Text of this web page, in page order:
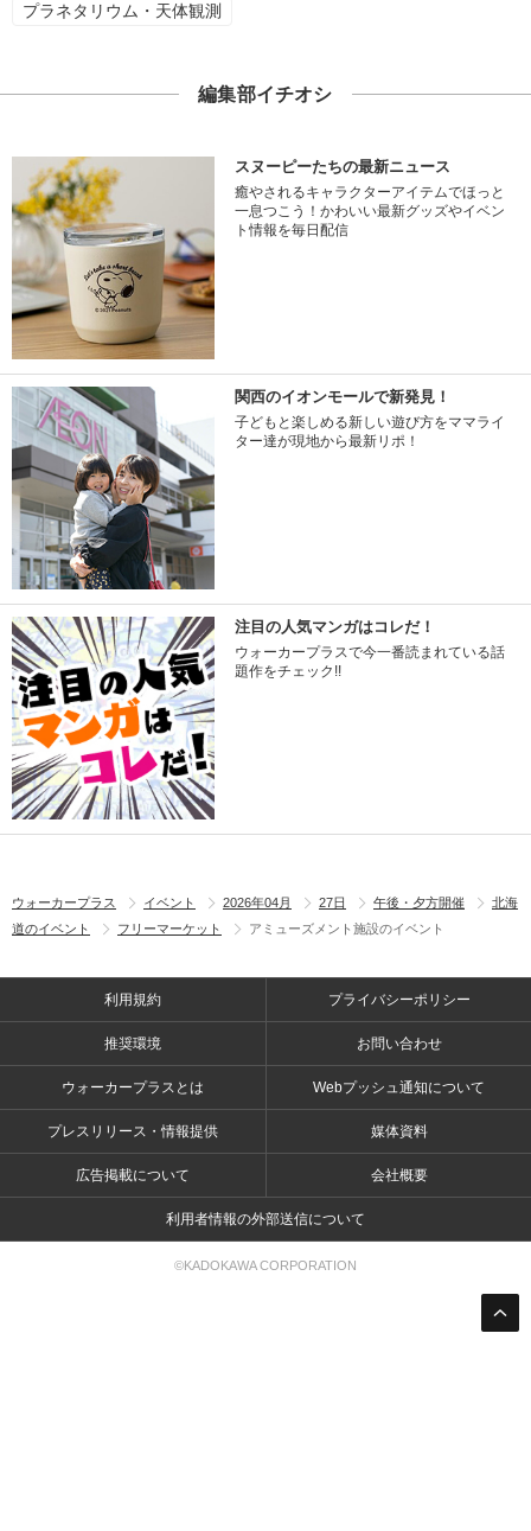
プラネタリウム・天体観測
編集部イチオシ
スヌーピーたちの最新ニュース
癒やされるキャラクターアイテムでほっと
一息つこう！かわいい最新グッズやイベン
ト情報を毎日配信
関西のイオンモールで新発見！
子どもと楽しめる新しい遊び方をママライ
ター達が現地から最新リポ！
注目の人気マンガはコレだ！
ウォーカープラスで今一番読まれている話
題作をチェック!!
ウォーカープラス イベント 2026年04月 27日 午後・夕方開催
北海
道のイベント
フリーマーケット アミューズメント施設のイベント
利用規約 プライバシーポリシー
推奨環境 お問い合わせ
ウォーカープラスとは Webプッシュ通知について
プレスリリース・情報提供 媒体資料
広告掲載について 会社概要
利用者情報の外部送信について
©KADOKAWA CORPORATION